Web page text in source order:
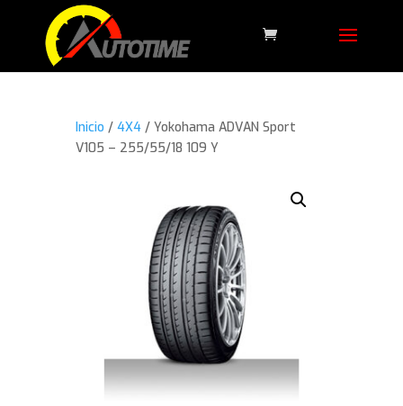
Inicio /4X4 / Yokohama ADVAN Sport
V105 – 255/55/18 109 Y